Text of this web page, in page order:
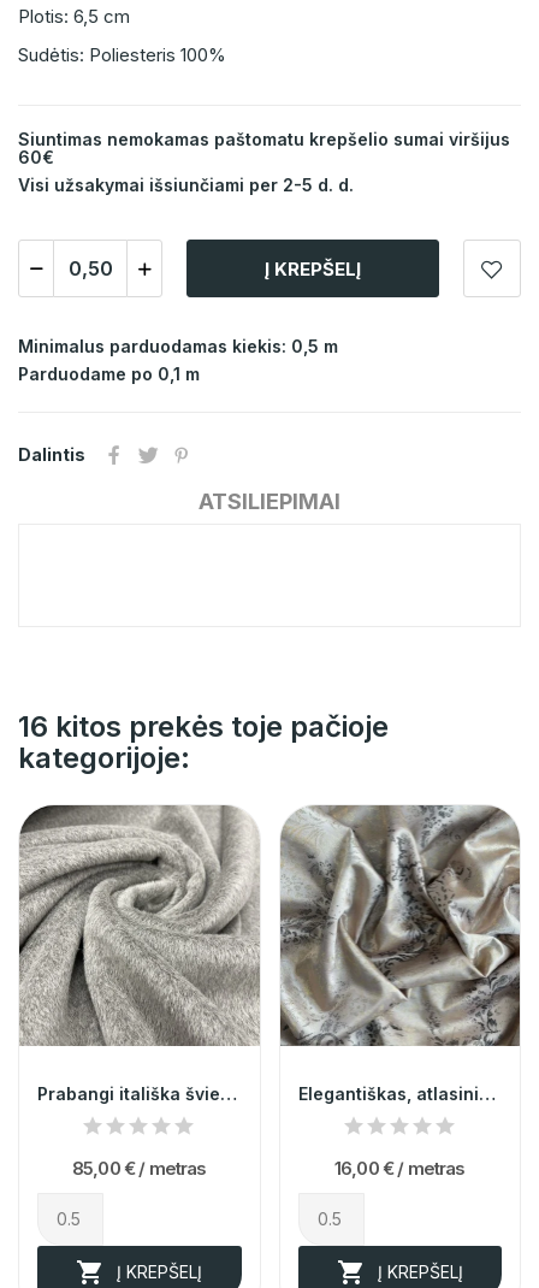
Plotis: 6,5 cm
Sudėtis: Poliesteris 100%
Siuntimas nemokamas paštomatu krepšelio sumai viršijus
60€
Visi užsakymai išsiunčiami per 2-5 d. d.
Į KREPŠELĮ
Minimalus parduodamas kiekis: 0,5 m
Parduodame po 0,1 m
Dalintis
ATSILIEPIMAI
16 kitos prekės toje pačioje
kategorijoje:
Prabangi itališka šviesiai pilka alpaka 014441
85,00 € / metras
 Į KREPŠELĮ
Elegantiškas, atlasinis, aukso spalvos žakardas...
16,00 € / metras
 Į KREPŠELĮ